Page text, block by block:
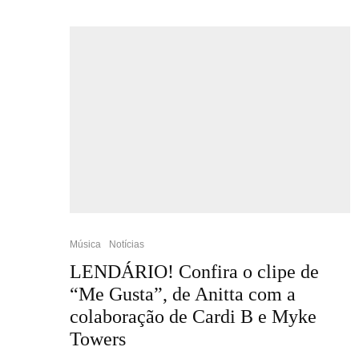
Música Notícias
LENDÁRIO! Confira o clipe de
“Me Gusta”, de Anitta com a
colaboração de Cardi B e Myke
Towers